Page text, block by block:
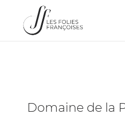
Domaine de la